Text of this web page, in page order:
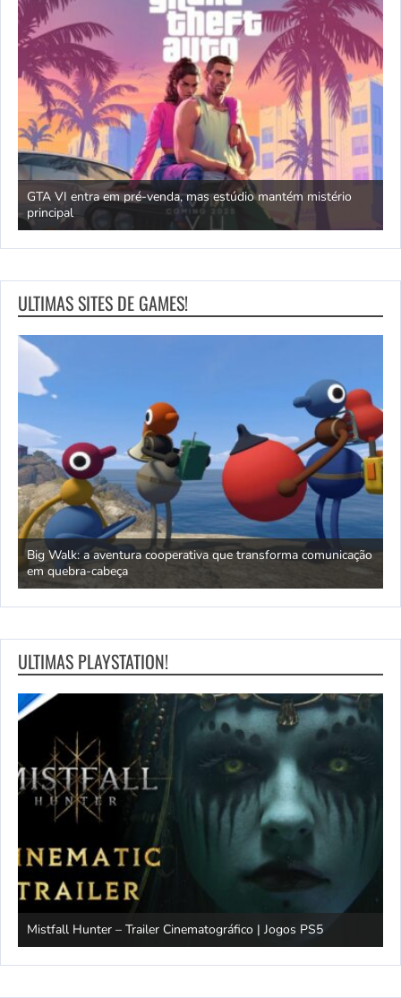
GTA VI entra em pré-venda, mas estúdio mantém mistério
principal
ULTIMAS SITES DE GAMES!
Big Walk: a aventura cooperativa que transforma comunicação
em quebra-cabeça
ULTIMAS PLAYSTATION!
Mistfall Hunter – Trailer Cinematográfico | Jogos PS5